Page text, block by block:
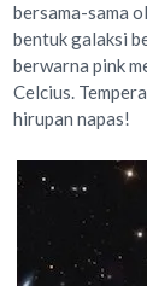
bersama-sama
bentuk galaksi
berwarna pink
Celcius.
hirupan napas!